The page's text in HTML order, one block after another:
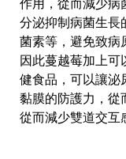
作用，從而減少病
分泌抑制病菌生長
菌素等，避免致病
因此蔓越莓加上
健食品，可以讓泌
黏膜的防護力，從
從而減少雙道交互